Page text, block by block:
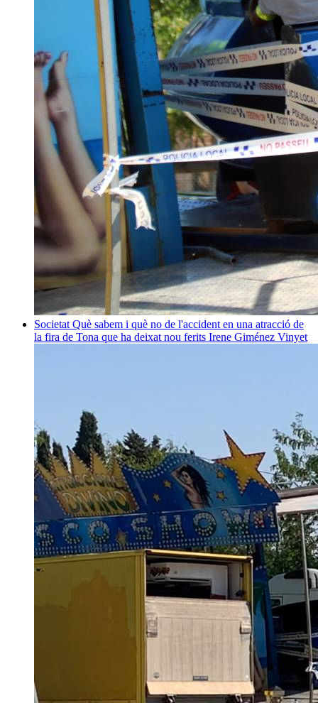
Societat Què sabem i què no de l'accident en una atracció de
la fira de Tona que ha deixat nou ferits Irene Giménez Vinyet